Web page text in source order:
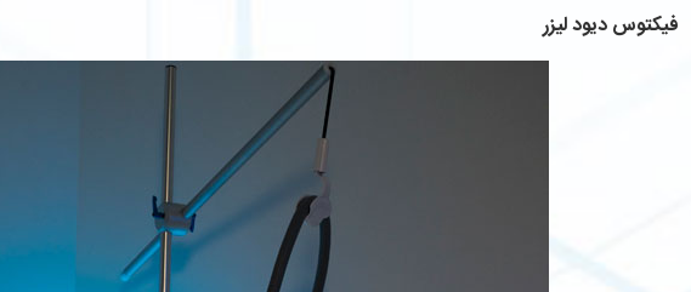
فيكتوس ديود ليزر